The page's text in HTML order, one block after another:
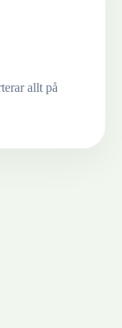
allt på